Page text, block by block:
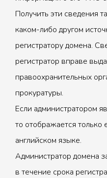
Получить эти сведения
каком-либо другом
регистратору домена.
регистратор вправе
правоохранительных
прокуратуры.
Если администратором
то отображается только
английском языке.
Администратор домена
в течение срока